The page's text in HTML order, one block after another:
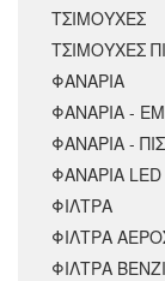
ΤΣΙΜΟΥΧΕΣ
ΤΣΙΜΟΥΧΕΣ
ΦΑΝΑΡΙΑ
ΦΑΝΑΡΙΑ -
ΦΑΝΑΡΙΑ -
ΦΑΝΑΡΙΑ
ΦΙΛΤΡΑ
ΦΙΛΤΡΑ
ΦΙΛΤΡΑ